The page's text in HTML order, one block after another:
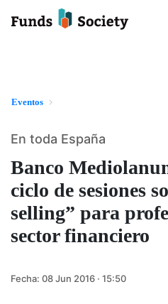
Eventos
Banco
ciclo de sesiones
selling” para
sector financiero
En toda España
Fecha: 08 Jun 2016 · 15:50